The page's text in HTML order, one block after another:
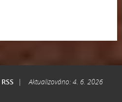
RSS |
Aktualizováno: 4. 6. 2026